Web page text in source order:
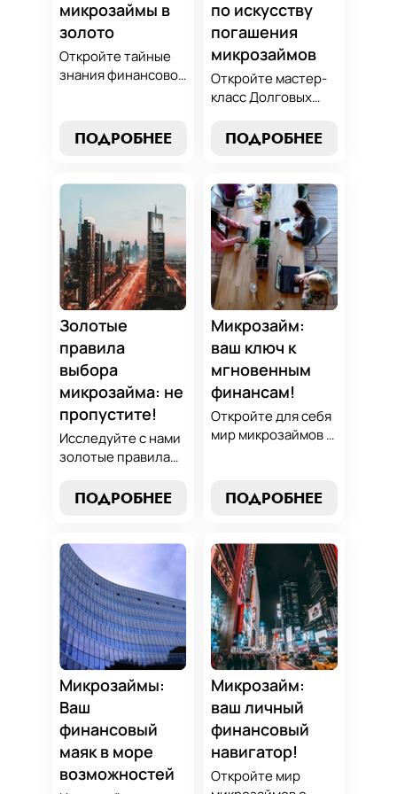
микрозаймы в
золото
Откройте тайные
знания финансовой
превращать
обязательства по
золотые
возможности.
Погрузитесь в мир
умного управления
долгами с нашим
практическим
руководством.
ПОДРОБНЕЕ
по искусству
погашения
микрозаймов
Откройте мастер-
класс Долговых
погашению
финансового
равновесия.
Узнайте, как
управлять долгами
и достичь
финансовой
гармонии, следуя
нашим
проверенным
стратегиям.
ПОДРОБНЕЕ
Золотые
правила
выбора
микрозайма: не
пропустите!
Исследуйте с нами
золотые правила
и узнайте, как
вариант,
разработать
стратегию
погашения и
обеспечить свою
финансовую
безопасность. Ваш
компас в мире
микрокредитов!
ПОДРОБНЕЕ
Микрозайм:
ваш ключ к
мгновенным
финансам!
Откройте для себя
мир микрозаймов с
выбрать лучший
микрозайм,
стратегии
погашения и
обеспечить себе
финансовую
стабильность. Ваш
ключ к умным
финансам здесь!
ПОДРОБНЕЕ
Микрозаймы:
Ваш
финансовый
маяк в море
возможностей
Микрозайм:
ваш личный
финансовый
навигатор!
Откройте мир